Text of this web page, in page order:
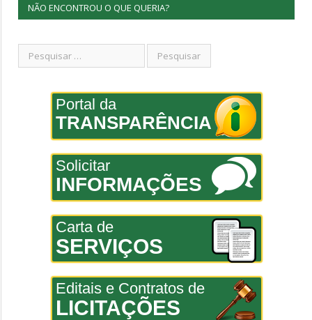
NÃO ENCONTROU O QUE QUERIA?
Portal da
TRANSPARÊNCIA
Solicitar
INFORMAÇÕES
Carta de
SERVIÇOS
Editais e Contratos de
LICITAÇÕES